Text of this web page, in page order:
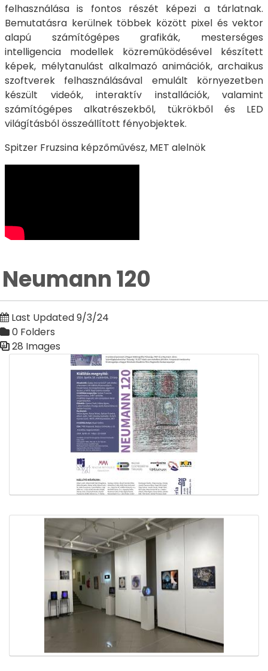
felhasználása is fontos részét képezi a tárlatnak.
Bemutatásra kerülnek többek között pixel és vektor
alapú számítógépes grafikák, mesterséges
intelligencia modellek közreműködésével készített
képek, mélytanulást alkalmazó animációk, archaikus
szoftverek felhasználásával emulált környezetben
készült videók, interaktív installációk, valamint
számítógépes alkatrészekből, tükrökből és LED
világításból összeállított fényobjektek.
Spitzer Fruzsina képzőművész, MET alelnök
Neumann 120
Last Updated 9/3/24
0 Folders
28 Images
Media Gallery